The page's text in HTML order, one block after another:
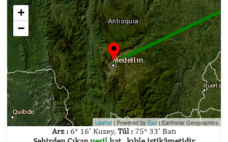
+
−
Leaflet| Powered by Esri|Earthstar Geographics
Arz : 6° 16' Kuzey, Tûl : 75° 33' Batı